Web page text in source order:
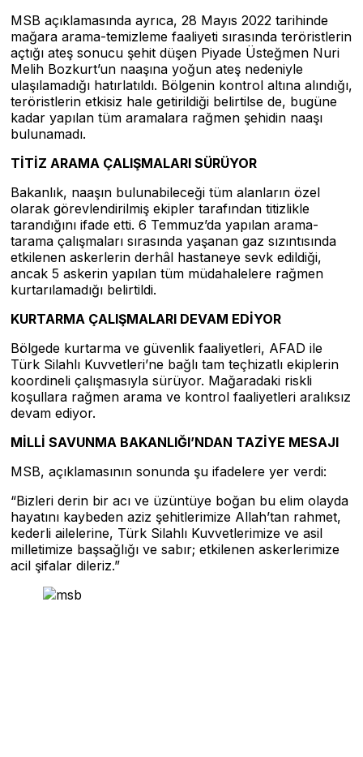
MSB açıklamasında ayrıca, 28 Mayıs 2022 tarihinde
mağara arama-temizleme faaliyeti sırasında teröristlerin
açtığı ateş sonucu şehit düşen Piyade Üsteğmen Nuri
Melih Bozkurt’un naaşına yoğun ateş nedeniyle
ulaşılamadığı hatırlatıldı. Bölgenin kontrol altına alındığı,
teröristlerin etkisiz hale getirildiği belirtilse de, bugüne
kadar yapılan tüm aramalara rağmen şehidin naaşı
bulunamadı.
TİTİZ ARAMA ÇALIŞMALARI SÜRÜYOR
Bakanlık, naaşın bulunabileceği tüm alanların özel
olarak görevlendirilmiş ekipler tarafından titizlikle
tarandığını ifade etti. 6 Temmuz’da yapılan arama-
tarama çalışmaları sırasında yaşanan gaz sızıntısında
etkilenen askerlerin derhâl hastaneye sevk edildiği,
ancak 5 askerin yapılan tüm müdahalelere rağmen
kurtarılamadığı belirtildi.
KURTARMA ÇALIŞMALARI DEVAM EDİYOR
Bölgede kurtarma ve güvenlik faaliyetleri, AFAD ile
Türk Silahlı Kuvvetleri’ne bağlı tam teçhizatlı ekiplerin
koordineli çalışmasıyla sürüyor. Mağaradaki riskli
koşullara rağmen arama ve kontrol faaliyetleri aralıksız
devam ediyor.
MİLLİ SAVUNMA BAKANLIĞI’NDAN TAZİYE MESAJI
MSB, açıklamasının sonunda şu ifadelere yer verdi:
“Bizleri derin bir acı ve üzüntüye boğan bu elim olayda
hayatını kaybeden aziz şehitlerimize Allah’tan rahmet,
kederli ailelerine, Türk Silahlı Kuvvetlerimize ve asil
milletimize başsağlığı ve sabır; etkilenen askerlerimize
acil şifalar dileriz.”